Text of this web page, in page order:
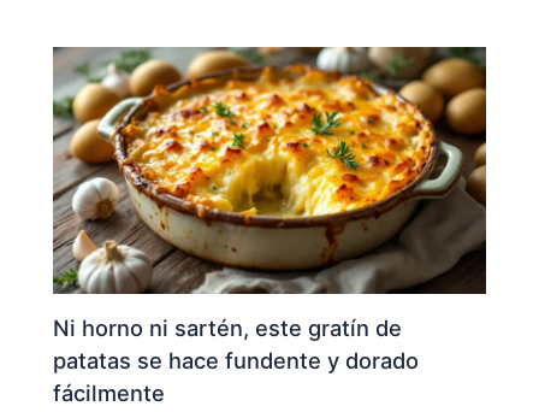
Ni horno ni sartén, este gratín de
patatas se hace fundente y dorado
fácilmente